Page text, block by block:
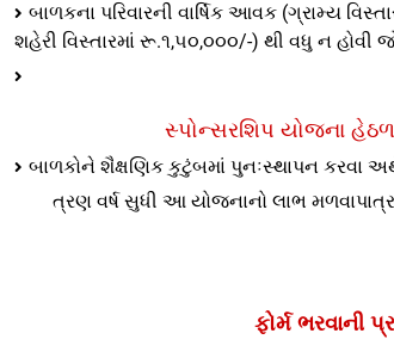
બાળકના પરિવારની વાર્ષિક આવક (ગ્રામ્ય
શહેરી વિસ્તારમાં રૂ.૧,૫૦,૦૦૦/-) થી વધુ ન હોવી
સ્પોન્સરશિપ યોજના
બાળકોને શૈક્ષણિક કુટુંબમાં પુનઃસ્થાપન કરવા
ત્રણ વર્ષ સુધી આ યોજનાનો લાભ
ફોર્મ ભરવાની